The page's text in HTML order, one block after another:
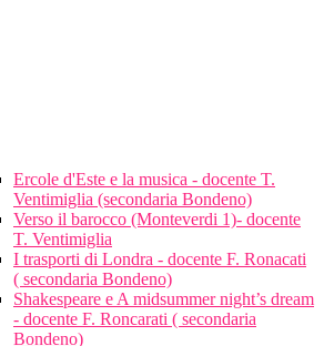
Ercole d'Este e la musica - docente T.
Ventimiglia (secondaria Bondeno)
Verso il barocco (Monteverdi 1)- docente
T. Ventimiglia
I trasporti di Londra - docente F. Ronacati
( secondaria Bondeno)
Shakespeare e A midsummer night’s dream
- docente F. Roncarati ( secondaria
Bondeno)